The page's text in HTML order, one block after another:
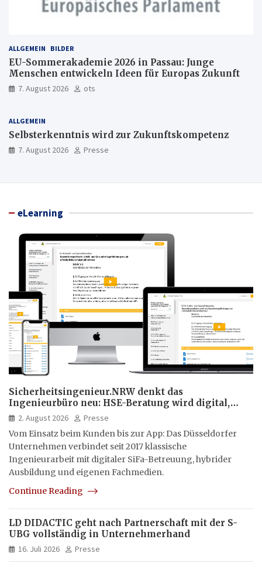
ALLGEMEIN BILDER
EU-Sommerakademie 2026 in Passau: Junge
Menschen entwickeln Ideen für Europas Zukunft
7. August 2026 ots
ALLGEMEIN
Selbsterkenntnis wird zur Zukunftskompetenz
7. August 2026 Presse
eLearning
Sicherheitsingenieur.NRW denkt das
Ingenieurbüro neu: HSE-Beratung wird digital,
hybrid und multimedial
2. August 2026
Presse
Vom Einsatz beim Kunden bis zur App: Das Düsseldorfer
Unternehmen verbindet seit 2017 klassische
Ingenieurarbeit mit digitaler SiFa-Betreuung, hybrider
Ausbildung und eigenen Fachmedien.
Continue Reading
LD DIDACTIC geht nach Partnerschaft mit der S-
UBG vollständig in Unternehmerhand
16. Juli 2026 Presse